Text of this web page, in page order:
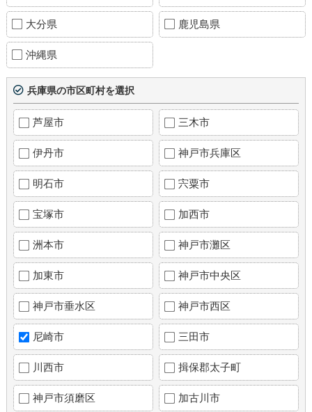
大分県 鹿児島県
沖縄県
兵庫県の市区町村を選択
芦屋市 三木市
伊丹市 神戸市兵庫区
明石市 宍粟市
宝塚市 加西市
洲本市 神戸市灘区
加東市 神戸市中央区
神戸市垂水区 神戸市西区
尼崎市 三田市
川西市 揖保郡太子町
神戸市須磨区 加古川市